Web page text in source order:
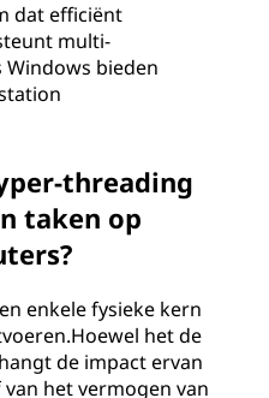
dat efficiënt
multi-
bieden
threading
taken op
enkele fysieke kern
het de
de impact ervan
het vermogen van